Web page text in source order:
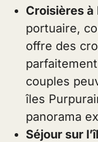
Croisières à
portuaire,
offre des
couples
îles
panorama
Séjour sur